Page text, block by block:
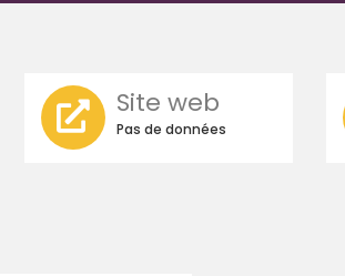
Site web
Pas de données